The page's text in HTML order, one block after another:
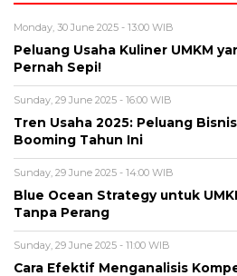
Monday, 30 June 2025 - 13:00 WIB
Peluang Usaha Kuliner UMKM
Pernah Sepi!
Sunday, 29 June 2025 - 16:00 WIB
Tren Usaha 2025: Peluang
Booming Tahun Ini
Sunday, 29 June 2025 - 14:00 WIB
Blue Ocean Strategy untuk
Tanpa Perang
Sunday, 29 June 2025 - 11:00 WIB
Cara Efektif Menganalisis